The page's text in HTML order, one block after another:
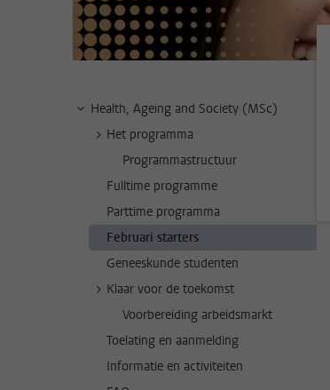
Health, Ageing and Society (MSc)
Het programma
Programmastructuur
Fulltime programme
Parttime programma
Februari starters
Geneeskunde studenten
Klaar voor de toekomst
Voorbereiding arbeidsmarkt
Toelating en aanmelding
Informatie en activiteiten